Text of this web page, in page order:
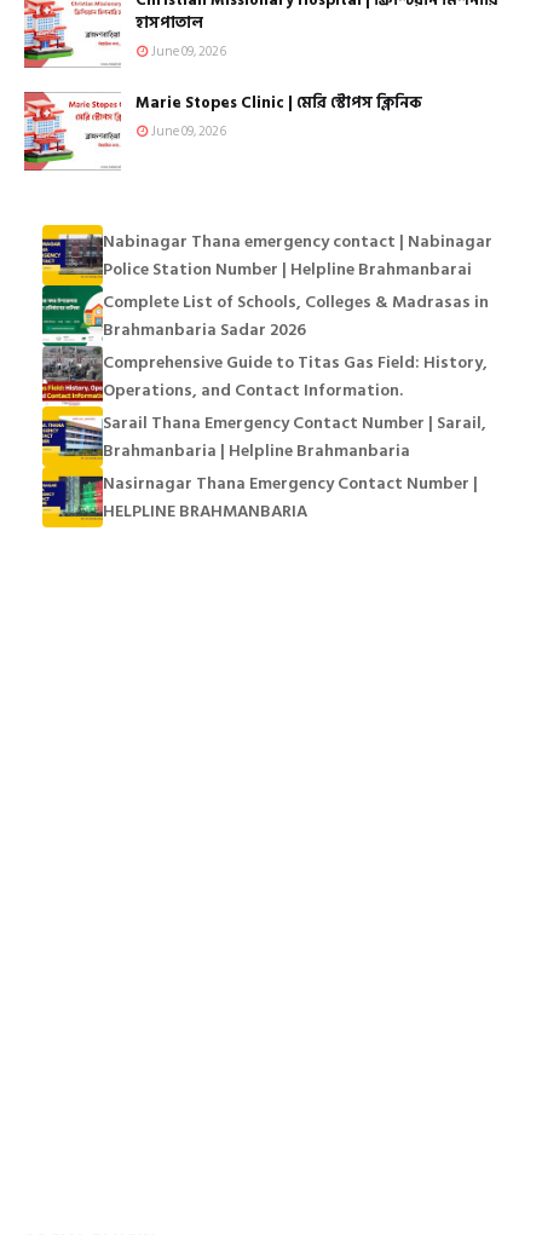
হাসপাতাল
June 09, 2026
Marie Stopes Clinic | মেরি স্টোপস ক্লিনিক
June 09, 2026
Nabinagar Thana emergency contact | Nabinagar
Police Station Number | Helpline Brahmanbarai
Complete List of Schools, Colleges & Madrasas in
Brahmanbaria Sadar 2026
Comprehensive Guide to Titas Gas Field: History,
Operations, and Contact Information.
Sarail Thana Emergency Contact Number | Sarail,
Brahmanbaria | Helpline Brahmanbaria
Nasirnagar Thana Emergency Contact Number |
HELPLINE BRAHMANBARIA